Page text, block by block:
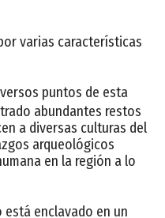
varias características
puntos de esta
abundantes restos
a diversas culturas del
arqueológicos
en la región a lo
está enclavado en un